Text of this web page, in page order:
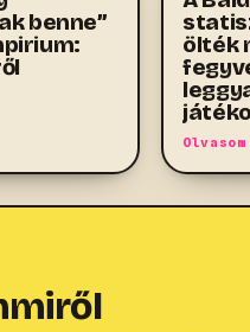
benne”
ölték